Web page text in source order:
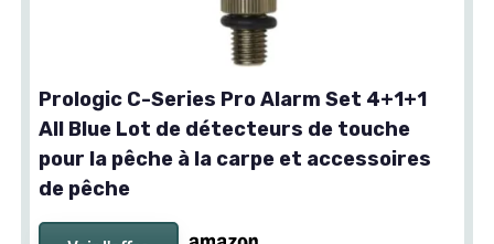
Prologic C-Series Pro Alarm Set 4+1+1
All Blue Lot de détecteurs de touche
pour la pêche à la carpe et accessoires
de pêche